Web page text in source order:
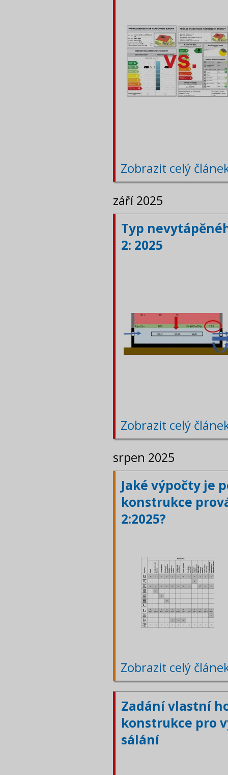
Zobrazit celý
září 2025
Typ
2: 2025
Zobrazit celý
srpen 2025
Jaké výpočty je
konstrukce
2:2025?
Zobrazit celý
Zadání vlastní
konstrukce pro
sálání